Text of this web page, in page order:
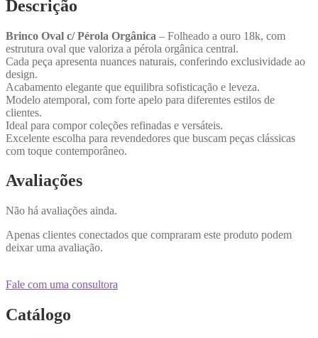
Descrição
Brinco Oval c/ Pérola Orgânica – Folheado a ouro 18k, com
estrutura oval que valoriza a pérola orgânica central.
Cada peça apresenta nuances naturais, conferindo exclusividade ao
design.
Acabamento elegante que equilibra sofisticação e leveza.
Modelo atemporal, com forte apelo para diferentes estilos de
clientes.
Ideal para compor coleções refinadas e versáteis.
Excelente escolha para revendedores que buscam peças clássicas
com toque contemporâneo.
Avaliações
Não há avaliações ainda.
Apenas clientes conectados que compraram este produto podem
deixar uma avaliação.
Fale com uma consultora
Catálogo